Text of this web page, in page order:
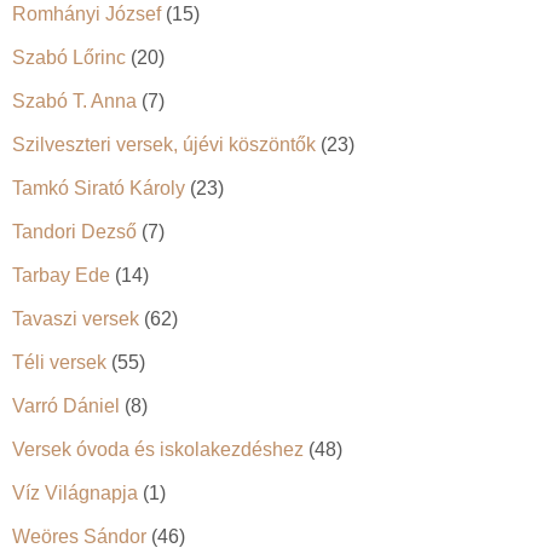
Romhányi József(15)
Szabó Lőrinc (20)
Szabó T. Anna (7)
Szilveszteri versek, újévi köszöntők (23)
Tamkó Sirató Károly (23)
Tandori Dezső (7)
Tarbay Ede (14)
Tavaszi versek (62)
Téli versek (55)
Varró Dániel (8)
Versek óvoda és iskolakezdéshez (48)
Víz Világnapja (1)
Weöres Sándor (46)